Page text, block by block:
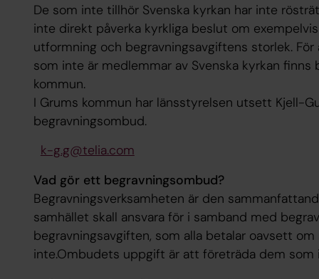
De som inte tillhör Svenska kyrkan har inte
inte direkt påverka kyrkliga beslut om
utformning och begravningsavgiftens storlek.
som inte är medlemmar av Svenska kyrkan
kommun.
I Grums kommun har länsstyrelsen utsett Kjell-
begravningsombud.
k-g.g@telia.com
Vad gör ett begravningsombud?
Begravningsverksamheten är den
samhället skall ansvara för i samband med
begravningsavgiften, som alla betalar oavsett
inte.Ombudets uppgift är att företräda dem som